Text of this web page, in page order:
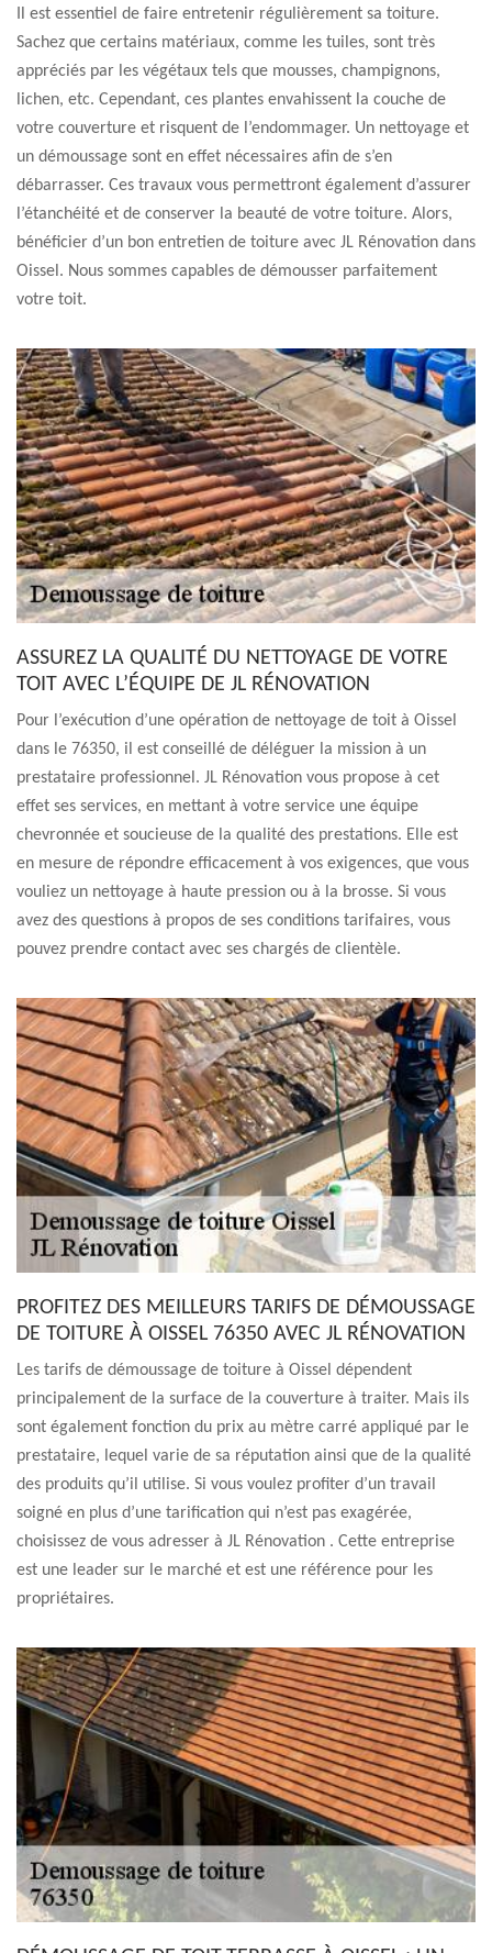
Il est essentiel de faire entretenir régulièrement sa toiture.
Sachez que certains matériaux, comme les tuiles, sont très
appréciés par les végétaux tels que mousses, champignons,
lichen, etc. Cependant, ces plantes envahissent la couche de
votre couverture et risquent de l’endommager. Un nettoyage et
un démoussage sont en effet nécessaires afin de s’en
débarrasser. Ces travaux vous permettront également d’assurer
l’étanchéité et de conserver la beauté de votre toiture. Alors,
bénéficier d’un bon entretien de toiture avec JL Rénovation dans
Oissel. Nous sommes capables de démousser parfaitement
votre toit.
ASSUREZ LA QUALITÉ DU NETTOYAGE DE VOTRE
TOIT AVEC L’ÉQUIPE DE JL RÉNOVATION
Pour l’exécution d’une opération de nettoyage de toit à Oissel
dans le 76350, il est conseillé de déléguer la mission à un
prestataire professionnel. JL Rénovation vous propose à cet
effet ses services, en mettant à votre service une équipe
chevronnée et soucieuse de la qualité des prestations. Elle est
en mesure de répondre efficacement à vos exigences, que vous
vouliez un nettoyage à haute pression ou à la brosse. Si vous
avez des questions à propos de ses conditions tarifaires, vous
pouvez prendre contact avec ses chargés de clientèle.
PROFITEZ DES MEILLEURS TARIFS DE DÉMOUSSAGE
DE TOITURE À OISSEL 76350 AVEC JL RÉNOVATION
Les tarifs de démoussage de toiture à Oissel dépendent
principalement de la surface de la couverture à traiter. Mais ils
sont également fonction du prix au mètre carré appliqué par le
prestataire, lequel varie de sa réputation ainsi que de la qualité
des produits qu’il utilise. Si vous voulez profiter d’un travail
soigné en plus d’une tarification qui n’est pas exagérée,
choisissez de vous adresser à JL Rénovation . Cette entreprise
est une leader sur le marché et est une référence pour les
propriétaires.